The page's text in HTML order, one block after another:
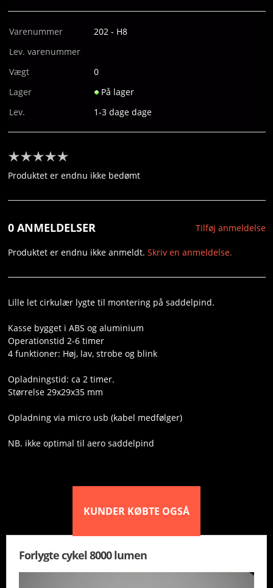
HYDROGENTERAPI
MICHAEL VALGREN HUNDAHL
PERSONLIG TRÆNING
FORSIDE
BESTIL
PROFIL
VILKÅR
SØGNING
KUNDECENTER
BLOG
Varenummer
202 - H8
Lev. varenummer
Vægt
0
Lager
På lager
Lev.
1-3 dage dage
Produktet er endnu ikke bedømt
0 ANMELDELSER Tilføj anmeldelse
Produktet er endnu ikke anmeldt. Skriv en anmeldelse.
Lille let cirkulær lygte til montering på saddelpind.
Kasse bygget i ABS og aluminium
Operationstid 2-6 timer
4 funktioner: Høj, lav, strobe og blink
Opladningstid: ca 2 timer.
Størrelse 29x29x35 mm
Opladning via micro usb (kabel medfølger)
NB. ikke optimal til aero saddelpind
KUNDER KØBTE OGSÅ
Forlygte cykel 8000 lumen